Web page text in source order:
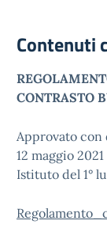
Contenuti
CONTRASTO
Approvato con
12 maggio
Istituto del 1°